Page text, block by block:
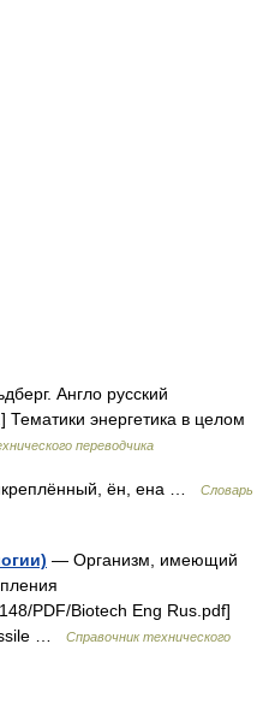
Англо русский
Тематики энергетика в целом
переводчика
ён, ена …
Словарь
— Организм, имеющий
PDF/Biotech Eng Rus.pdf]
…
Справочник технического